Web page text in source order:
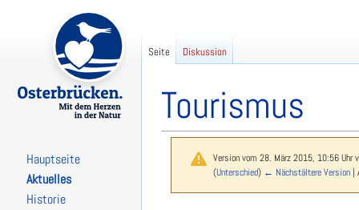
Tourismus
Version vom 28. März 2015, 10:56 Uhr
(Unterschied) ← Nächstältere Version|
Seite Diskussion
Hauptseite
Aktuelles
Historie